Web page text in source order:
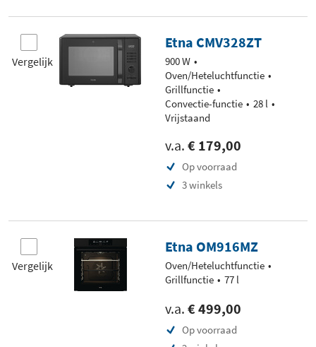
Vergelijk
Etna CMV328ZT
900 W
Oven/Heteluchtfunctie
Grillfunctie
Convectie-functie
28 l
Vrijstaand
v.a. € 179,00
Op voorraad
3 winkels
Vergelijk
Etna OM916MZ
Oven/Heteluchtfunctie
Grillfunctie
77 l
v.a. € 499,00
Op voorraad